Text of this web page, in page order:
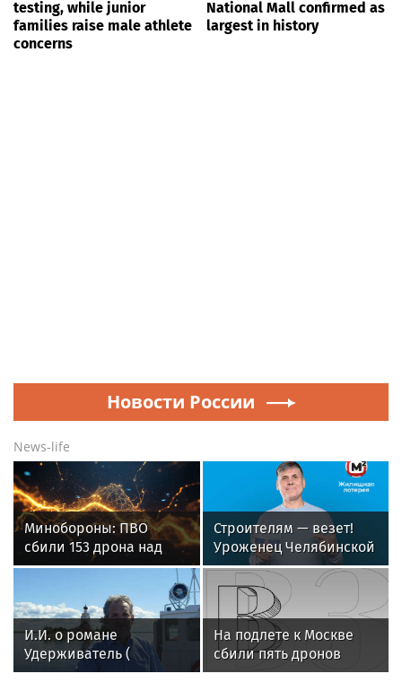
testing, while junior
families raise male athlete
concerns
National Mall confirmed as
largest in history
Новости России
News-life
Минобороны: ПВО
сбили 153 дрона над
Россией за ночь 9
Строителям — везет!
Уроженец Челябинской
области выиграл 1 млн
рублей в лотерею от
«Столото» и вложил его
в бизнес
И.И. о романе
Удерживатель (
Удерживающий сейчас
На подлете к Москве
сбили пять дронов